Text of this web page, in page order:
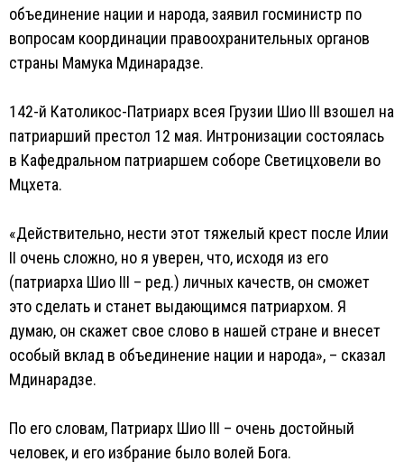
объединение нации и народа, заявил госминистр по
вопросам координации правоохранительных органов
страны Мамука Мдинарадзе.
142-й Католикос-Патриарх всея Грузии Шио III взошел на
патриарший престол 12 мая. Интронизации состоялась
в Кафедральном патриаршем соборе Светицховели во
Мцхета.
«Действительно, нести этот тяжелый крест после Илии
II очень сложно, но я уверен, что, исходя из его
(патриарха Шио III – ред.) личных качеств, он сможет
это сделать и станет выдающимся патриархом. Я
думаю, он скажет свое слово в нашей стране и внесет
особый вклад в объединение нации и народа», – сказал
Мдинарадзе.
По его словам, Патриарх Шио III – очень достойный
человек, и его избрание было волей Бога.